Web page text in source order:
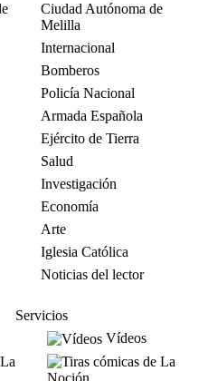
Ciudad Autónoma de
Melilla
Internacional
Bomberos
Policía Nacional
Armada Española
Ejército de Tierra
Salud
Investigación
Economía
Arte
Iglesia Católica
Noticias del lector
Servicios
Vídeos